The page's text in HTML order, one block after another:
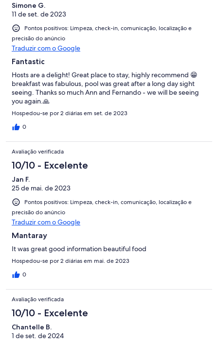
Simone G.
11 de set. de 2023
Pontos positivos: Limpeza, check-in, comunicação, localização e
precisão do anúncio
Traduzir com o Google
Fantastic
Hosts are a delight! Great place to stay, highly recommend 😁
breakfast was fabulous, pool was great after a long day sight
seeing. Thanks so much Ann and Fernando - we will be seeing
you again.🙏
Hospedou-se por 2 diárias em set. de 2023
0
Avaliação verificada
10/10 - Excelente
Jan F.
25 de mai. de 2023
Pontos positivos: Limpeza, check-in, comunicação, localização e
precisão do anúncio
Traduzir com o Google
Mantaray
It was great good information beautiful food
Hospedou-se por 2 diárias em mai. de 2023
0
Avaliação verificada
10/10 - Excelente
Chantelle B.
1 de set. de 2024